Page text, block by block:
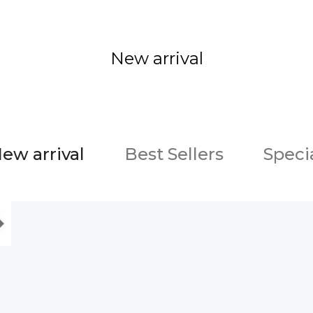
New arrival
arrival Best Sellers